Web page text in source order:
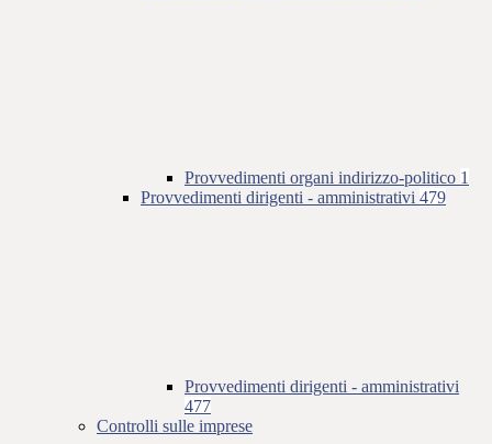
Provvedimenti organi indirizzo-politico 1
Provvedimenti dirigenti - amministrativi 479
Provvedimenti dirigenti - amministrativi
477
Controlli sulle imprese